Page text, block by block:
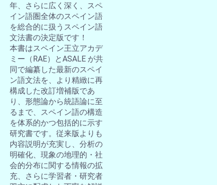
年、さらに広く深く、スペ
イン語圏全体のスペイン語
を総合的に扱うスペイン語
文法書の決定版です！
本書はスペイン王立アカデ
ミー（RAE）とASALE が共
同で編纂した最新のスペイ
ン語文法を、より精緻に再
構成した改訂増補版であ
り、形態論から統語論に至
るまで、スペイン語の構造
を体系的かつ包括的に示す
研究書です。従来版よりも
内容説明が充実し、分析の
明確化、現象の地理的・社
会的分布に関する情報の拡
充、さらに学習者・研究者